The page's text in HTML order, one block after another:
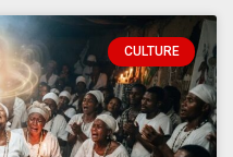
CULTURE